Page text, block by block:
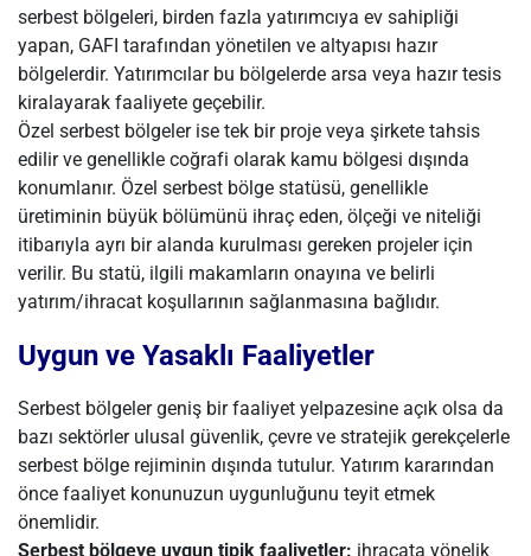
serbest bölgeleri, birden fazla yatırımcıya ev sahipliği
yapan, GAFI tarafından yönetilen ve altyapısı hazır
bölgelerdir. Yatırımcılar bu bölgelerde arsa veya hazır tesis
kiralayarak faaliyete geçebilir.
Özel serbest bölgeler ise tek bir proje veya şirkete tahsis
edilir ve genellikle coğrafi olarak kamu bölgesi dışında
konumlanır. Özel serbest bölge statüsü, genellikle
üretiminin büyük bölümünü ihraç eden, ölçeği ve niteliği
itibarıyla ayrı bir alanda kurulması gereken projeler için
verilir. Bu statü, ilgili makamların onayına ve belirli
yatırım/ihracat koşullarının sağlanmasına bağlıdır.
Uygun ve Yasaklı Faaliyetler
Serbest bölgeler geniş bir faaliyet yelpazesine açık olsa da
bazı sektörler ulusal güvenlik, çevre ve stratejik gerekçelerle
serbest bölge rejiminin dışında tutulur. Yatırım kararından
önce faaliyet konunuzun uygunluğunu teyit etmek
önemlidir.
Serbest bölgeye uygun tipik faaliyetler: ihracata yönelik